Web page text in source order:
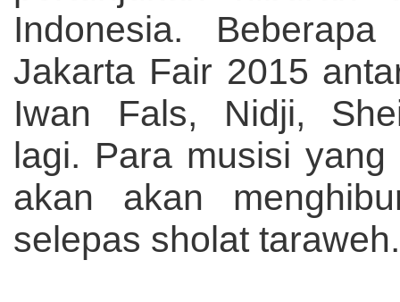
Indonesia.
Jakarta Fair 2015
Iwan Fals, Nidji,
lagi. Para musisi
akan akan
selepas sholat taraweh.